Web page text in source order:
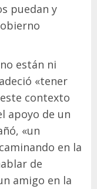
puedan y
están ni
«tener
contexto
apoyo de un
«un
en la
de
amigo en la